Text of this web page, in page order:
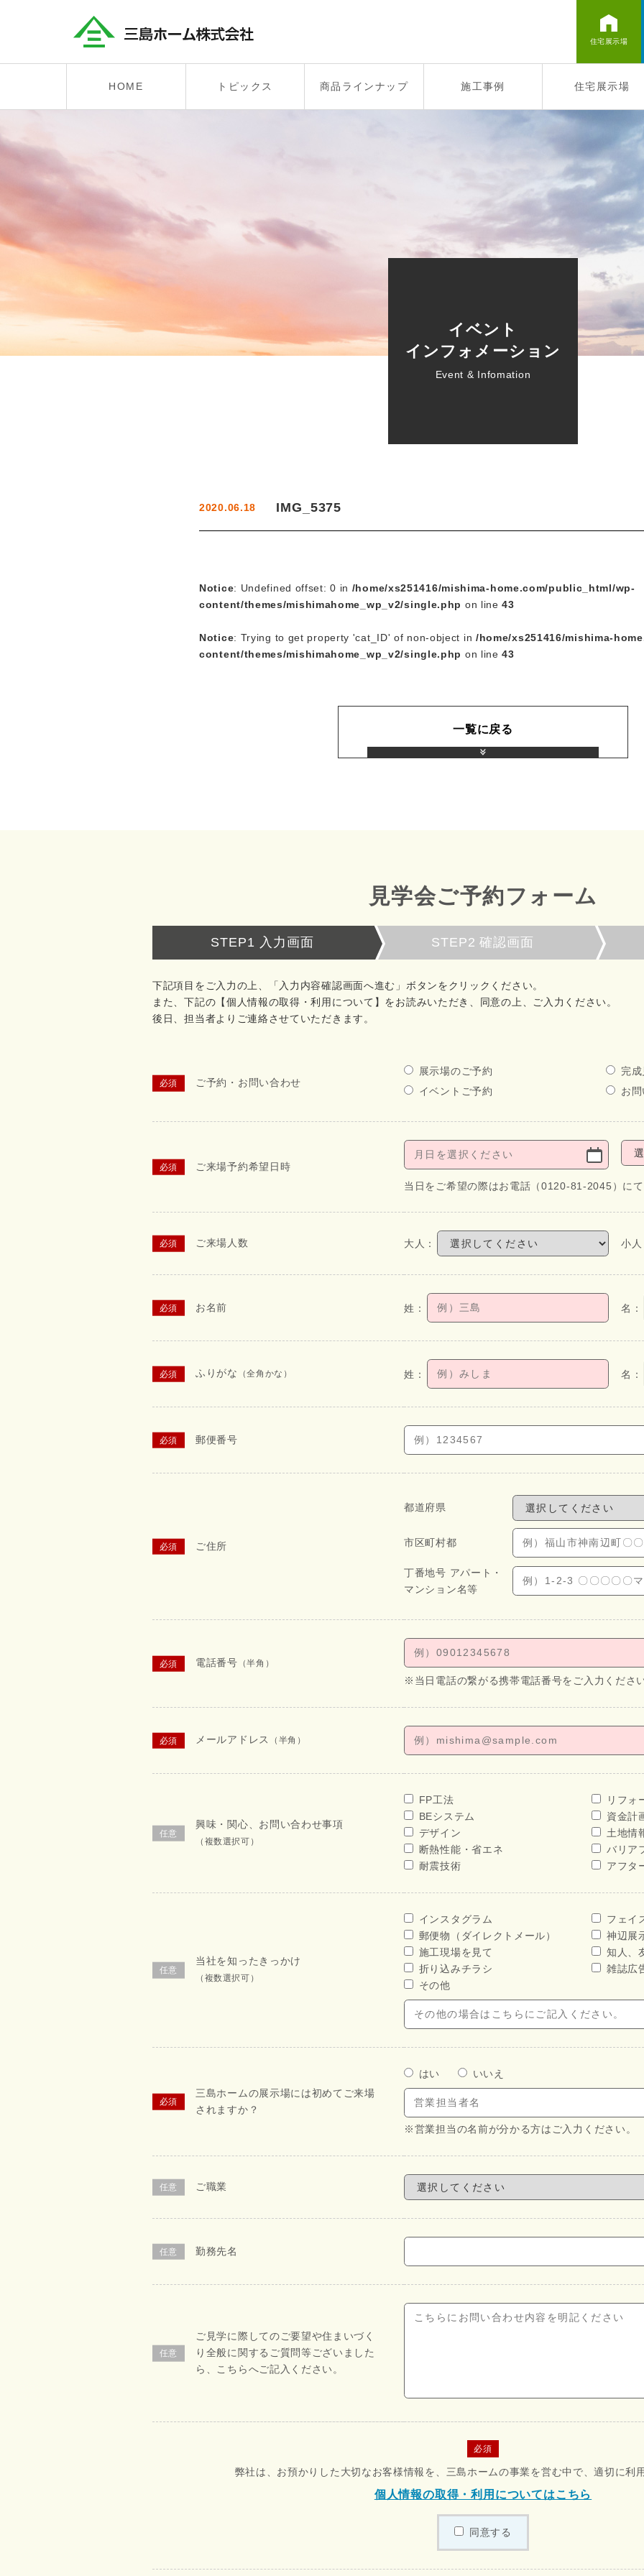
住宅展示場
HOME トピックス 商品ラインナップ 施工事例 住宅展示場
イベント
インフォメーション
Event & Infomation
2020.06.18 IMG_5375
Notice: Undefined offset: 0 in /home/xs251416/mishima-home.com/public_html/wp-
content/themes/mishimahome_wp_v2/single.php on line43
Notice: Trying to get property 'cat_ID' of non-object in /home/xs251416/mishima-
content/themes/mishimahome_wp_v2/single.php on line43
一覧に戻る
見学会ご予約フォーム
STEP1 入力画面 STEP2確認画面
下記項目をご入力の上、「入力内容確認画面へ進む」ボタンをクリックください。
また、下記の【個人情報の取得・利用について】をお読みいただき、同意の上、ご入力ください。
後日、担当者よりご連絡させていただきます。
ご予約・お問い合わせ
展示場のご予約
完
イベントご予約
お
ご来場予約希望日時
当日をご希望の際はお電話（0120-81-2045）にて
ご来場人数
お名前
ふりがな （全角かな）
郵便番号
ご住所
都道府県
市区町村都
丁番地号 アパート・
マンション名等
電話番号 （半角）
※当日電話の繋がる携帯電話番号をご入力くださ
メールアドレス （半角）
興味・関心、お問い合わせ事項
（複数選択可）
FP工法
リフォ
BEシステム
資金計
デザイン
土地情
断熱性能・省エネ
バリア
耐震技術
アフタ
当社を知ったきっかけ
（複数選択可）
インスタグラム
フェイ
郵便物（ダイレクトメール）
神辺展
施工現場を見て
知人、
折り込みチラシ
雑誌広
その他
三島ホームの展示場には初めてご来場
されますか？
はい いいえ
※営業担当の名前が分かる方はご入力ください。
ご職業
勤務先名
ご見学に際してのご要望や住まいづく
り全般に関するご質問等ございました
ら、こちらへご記入ください。
必須
弊社は、お預かりした大切なお客様情報を、三島ホームの事業を営む中で、適切に利
個人情報の取得・利用についてはこちら
同意する